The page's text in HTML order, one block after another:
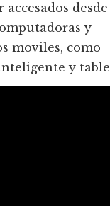
accesados desde
y
moviles, como
y